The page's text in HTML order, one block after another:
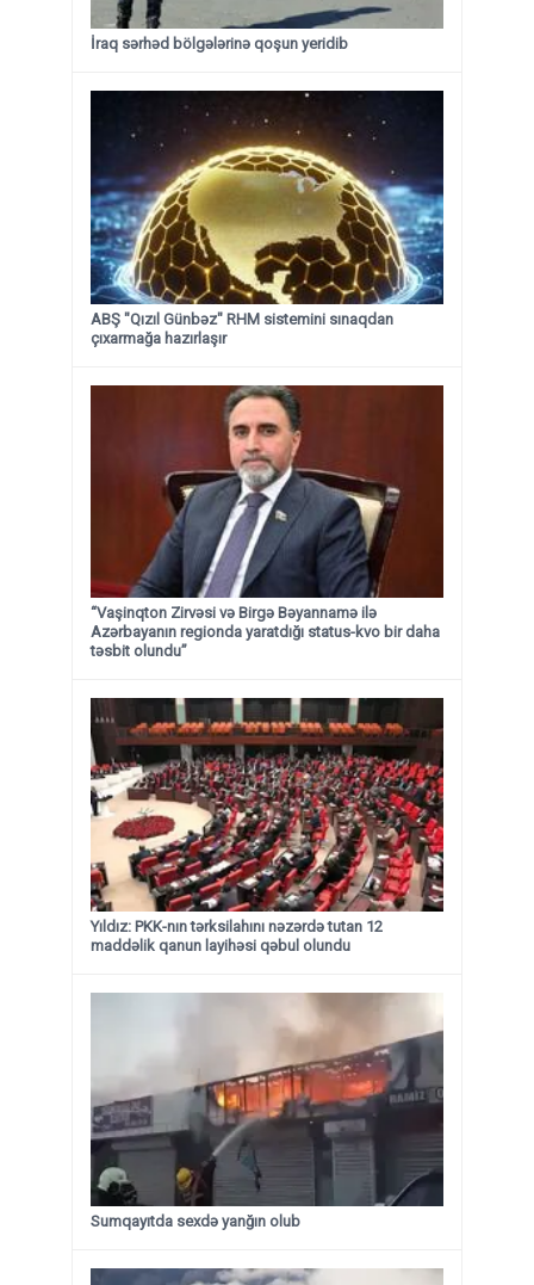
İraq sərhəd bölgələrinə qoşun yeridib
ABŞ "Qızıl Günbəz" RHM sistemini sınaqdan
çıxarmağa hazırlaşır
“Vaşinqton Zirvəsi və Birgə Bəyannamə ilə
Azərbayanın regionda yaratdığı status-kvo bir daha
təsbit olundu”
Yıldız: PKK-nın tərksilahını nəzərdə tutan 12
maddəlik qanun layihəsi qəbul olundu ​​​​​​​
Sumqayıtda sexdə yanğın olub